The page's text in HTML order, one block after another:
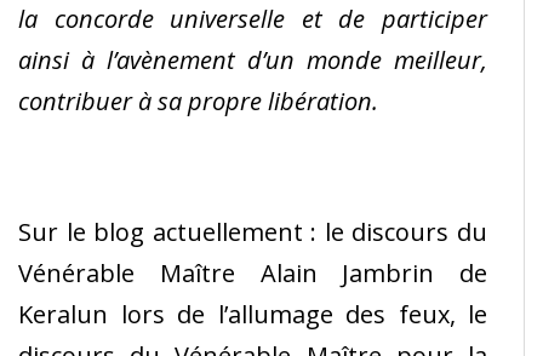
la concorde universelle et de participer
ainsi à l’avènement d’un monde meilleur,
contribuer à sa propre libération.
Sur le blog actuellement : le discours du
Vénérable Maître Alain Jambrin de
Keralun lors de l’allumage des feux, le